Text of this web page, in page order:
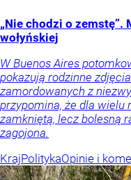
„Nie chodzi o zemstę”.
wołyńskiej
W Buenos Aires
pokazują rodzinne
zamordowanych z
przypomina, że dla wielu
zamkniętą, lecz bolesną
zagojona.
KrajPolitykaOpinie i